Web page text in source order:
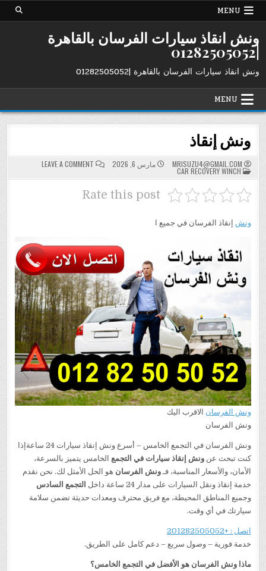
Skip
MENU
ونش انقاذ سيارات الفرسان بالقاهرة
|01282505052
ونش انقاذ سيارات الفرسان بالقاهرة |01282505052
MENU
ونش إنقاذ
MRISUZU4@GMAIL.COM مارس 6, 2026 LEAVE A COMMENT
ON
ونش
إنقاذ
POSTED
IN
CAR RECOVERY WINCH
Rate this post
ونش إنقاذ الفرسان في جميع ا
ونش الفرسان الاقرب اليك
ونش الفرسان
ونش الفرسان في التجمع الخامس – أسرع ونش إنقاذ سيارات 24 ساعةإذا
كنت تبحث عنونش إنقاذ سيارات في التجمع الخامس يتميز بالسرعة،
الأمان، والأسعار المناسبة، فـونش الفرسان هو الحل الأمثل لك. نحن نقدم
خدمة إنقاذ ونقل السيارات على مدار 24 ساعة داخل
التجمع السادس
وجميع المناطق المحيطة، مع فريق محترف ومعدات حديثة تضمن سلامة
سيارتك في أي وقت.
اتصل : +201282505052
خدمة فورية – وصول سريع – دعم كامل على الطريق.
ماذا ونش الفرسان هو الأفضل في التجمع الخامس؟